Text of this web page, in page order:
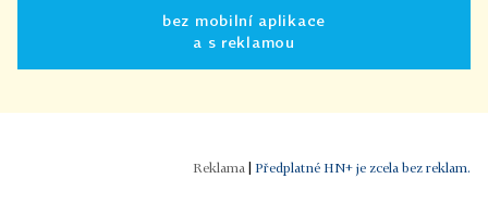
bez mobilní aplikace
a s reklamou
| Předplatné HN+ je zcela bez reklam.